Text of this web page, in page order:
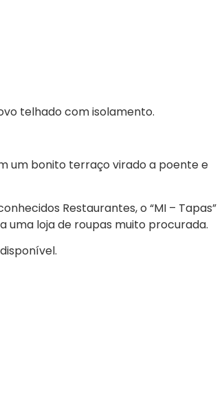
telhado com isolamento.
um bonito terraço virado a poente e
Restaurantes, o “MI – Tapas”
uma loja de roupas muito procurada.